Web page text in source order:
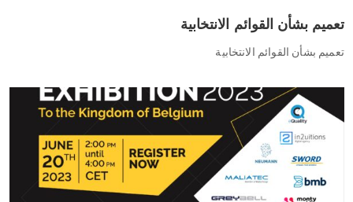
تعميم بشأن القوائم الانتخابية
تعميم بشأن القوائم الانتخابية